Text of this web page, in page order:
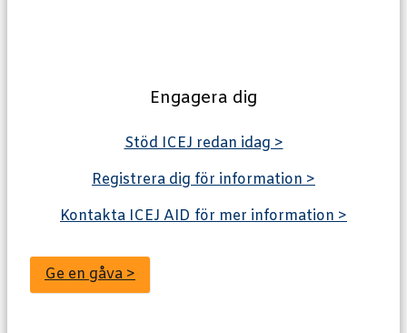
Engagera dig
Stöd ICEJ redan idag >
Registrera dig för information >
Kontakta ICEJ AID för mer information >
Ge en gåva >